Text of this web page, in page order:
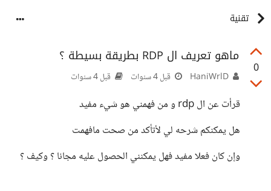
تقنية
0
ماهو تعريف ال RDP بطريقة بسيطة ؟
قبل 4 سنوات قبل 4 سنوات
قرأت عن ال rdp و من فهمني هو شيء مفيد
هل يمكنكم شرحه لي لأتأكد من صحت مافهمت
وإن كان فعلا مفيد فهل يمكنني الحصول عليه مجانا ؟ وكيف ؟